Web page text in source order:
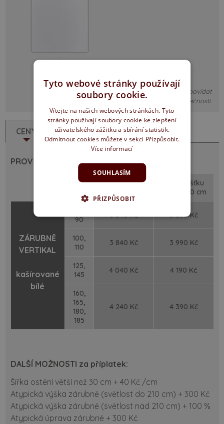
bílá
Obrázky jsou pouze ilustrativní, nemusí detailně odpovídat
skutečnosti.
CENY POPIS
PROVEDENÍ: polodrážka
šířka
pro tloušťku
pro tloušťku
zdi 17 - 30 cm
ZÁRUBNĚ
VERTIKAL
kašírované
bílé
90
3 540 Kč 3 690 Kč
100,
110
3 840 Kč 3 990 Kč
125,
145
4 040 Kč 4 190 Kč
160,
165,
180,
185
4 240 Kč 4 390 Kč
DALŠÍ MOŽNOSTI za příplatek:
Šířka ostění větší než 30 cm + 40 Kč /cm
Atypická výška zárubně (světlost do 210 cm) + 300 Kč
Atypická výška zárubně (světlost nad 210 cm) + 100 %
Atypická úprava zárubně + 300 Kč
Tyto webové stránky používají
soubory cookie.
Vítejte na našich webových stránkách. Tyto
stránky používají soubory cookie ke zlepšení
uživatelského zážitku a sbírání statistik.
Odmítnout cookies můžete v sekci Přizpůsobit.
Více informací
SOUHLASÍM
PŘIZPŮSOBIT